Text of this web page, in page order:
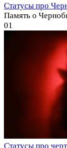
Статусы про
Память о
01
Статусы про